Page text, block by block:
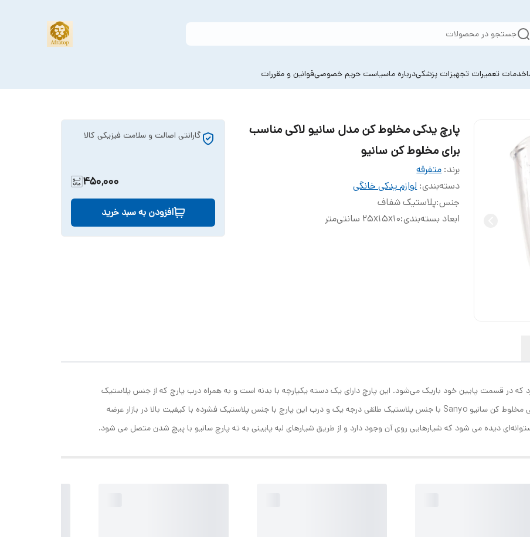
جستجو در محصولات
خدمات تعمیرات تجهیزات پزشکیدرباره ماسیاست حریم خصوصیقوانین و مقررات
پارچ یدکی مخلوط کن مدل سانیو لاکی مناسب
برای مخلوط کن سانیو
برند: متفرقه
دسته‌بندی:لوازم یدکی خانگی
جنس:پلاستیک شفاف
ابعاد بسته‌بندی:25x15x10 سانتی‌متر
گارانتی اصالت و سلامت فیزیکی کالا
450,000
افزودن به سبد خرید
که در قسمت پایین خود باریک می‌شود. این پارچ دارای یک دسته یکپارچه با بدنه است و به همراه درب پارچ که از جنس پلاستیک
فشرده ساخته شده‌است ارائه می‌شود. بدنه‌ی پارچ طلقی مخلوط کن سانیو Sanyo با جنس پلاستیک طلقی درجه یک و درب این پارچ با جنس پلاستیک فشرده با کیفیت بالا در بازار عرضه
دیده می شود که شیارهایی روی آن وجود دارد و از طریق شیارهای لبه پایینی به ته پارچ سانیو با پیچ شدن متصل می شود.